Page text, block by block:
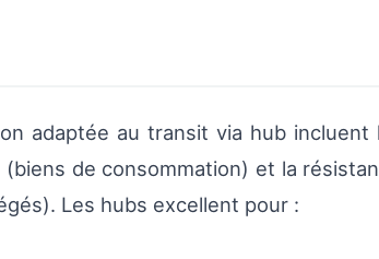
adaptée au transit via hub incluent
de consommation) et la
Les hubs excellent pour :